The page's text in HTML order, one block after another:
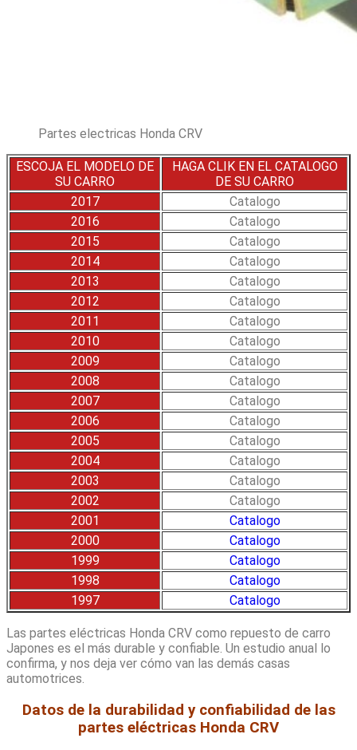
Partes electricas Honda CRV
ESCOJA EL MODELO DE
SU CARRO
HAGA CLIK EN EL CATALOGO
DE SU CARRO
2017
Catalogo
2016
Catalogo
2015
Catalogo
2014
Catalogo
2013
Catalogo
2012
Catalogo
2011
Catalogo
2010
Catalogo
2009
Catalogo
2008
Catalogo
2007
Catalogo
2006
Catalogo
2005
Catalogo
2004
Catalogo
2003
Catalogo
2002
Catalogo
2001
Catalogo
2000
Catalogo
1999
Catalogo
1998
Catalogo
1997
Catalogo
Las partes eléctricas Honda CRV como repuesto de carro
Japones es el más durable y confiable. Un estudio anual lo
confirma, y nos deja ver cómo van las demás casas
automotrices.
Datos de la durabilidad y confiabilidad de las
partes eléctricas Honda CRV